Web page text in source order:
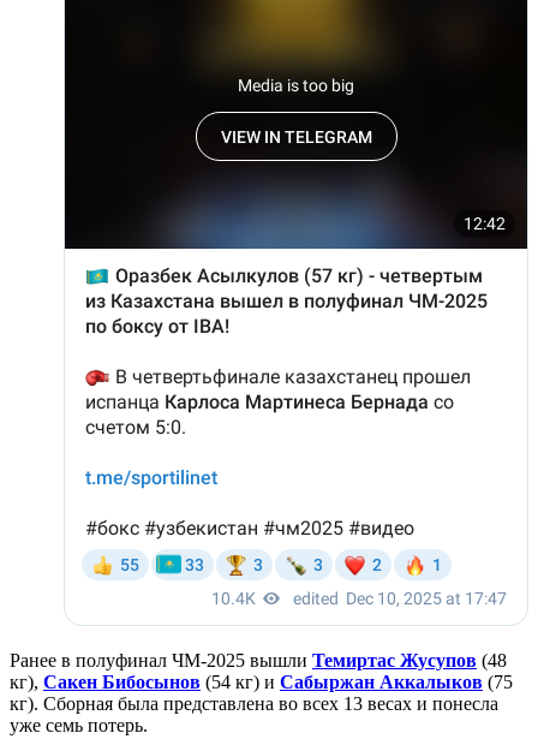
Ранее в полуфинал ЧМ-2025 вышли Темиртас Жусупов (48
кг), Сакен Бибосынов (54 кг) и Сабыржан Аккалыков (75
кг). Сборная была представлена во всех 13 весах и понесла
уже семь потерь.